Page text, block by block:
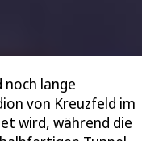
noch lange
von Kreuzfeld im
wird, während die